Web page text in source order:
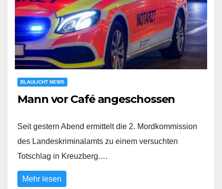
BLAULICHT NEWS
Mann vor Café angeschossen
Seit gestern Abend ermittelt die 2. Mordkommission
des Landeskriminalamts zu einem versuchten
Totschlag in Kreuzberg.…
Mehr lesen